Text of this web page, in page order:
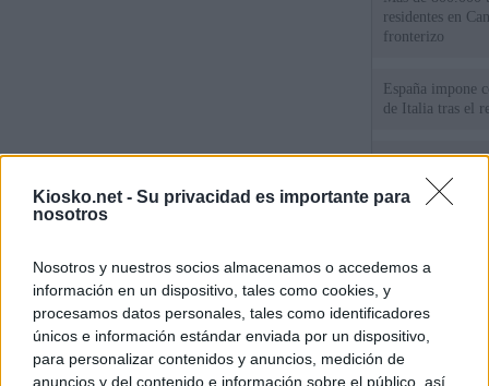
Kiosko.net - Su privacidad es importante para
nosotros
Nosotros y nuestros socios almacenamos o accedemos a
información en un dispositivo, tales como cookies, y
procesamos datos personales, tales como identificadores
únicos e información estándar enviada por un dispositivo,
para personalizar contenidos y anuncios, medición de
anuncios y del contenido e información sobre el público, así
residentes en
fronterizo
España impone
de Italia tras el
Qué hay detrás
España por la
algo"
© Kiosko.net Aviso Legal Privacidad y Cookies